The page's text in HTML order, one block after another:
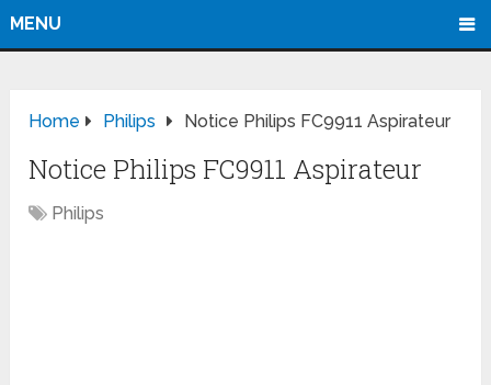
MENU
Home Philips Notice Philips FC9911 Aspirateur
Notice Philips FC9911 Aspirateur
Philips